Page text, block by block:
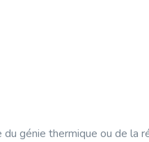
génie thermique ou de la